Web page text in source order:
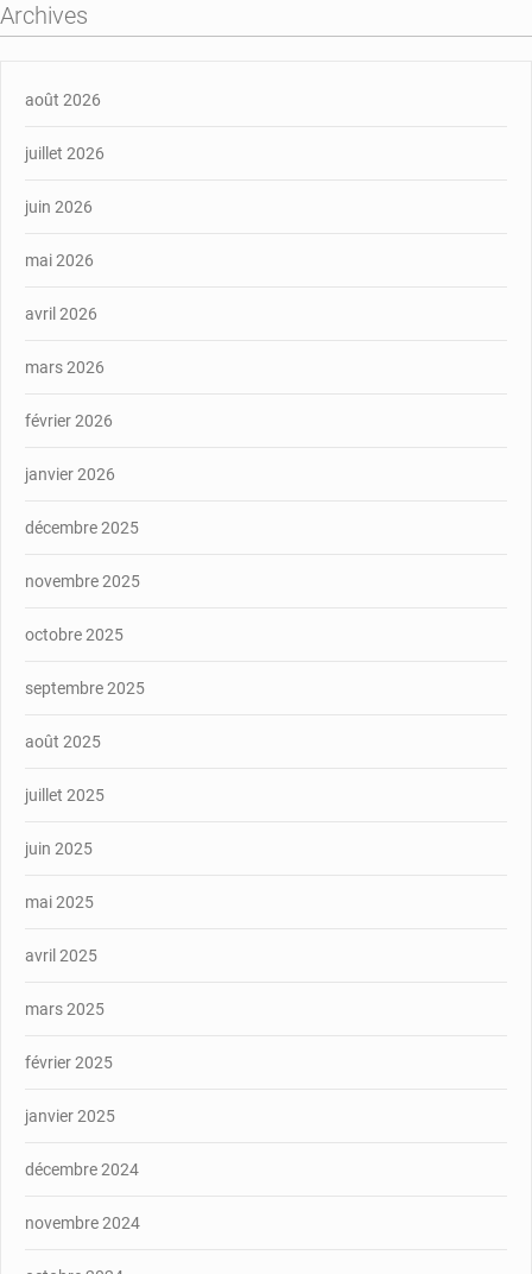
Archives
août 2026
juillet 2026
juin 2026
mai 2026
avril 2026
mars 2026
février 2026
janvier 2026
décembre 2025
novembre 2025
octobre 2025
septembre 2025
août 2025
juillet 2025
juin 2025
mai 2025
avril 2025
mars 2025
février 2025
janvier 2025
décembre 2024
novembre 2024